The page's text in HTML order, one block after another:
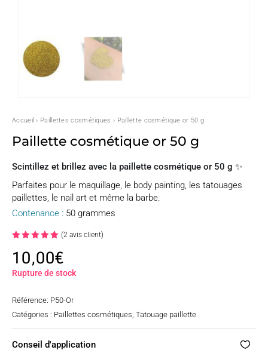
Accueil › Paillettes cosmétiques › Paillette cosmétique or 50 g
Paillette cosmétique or 50 g
Scintillez et brillez avec la paillette cosmétique or 50 g ✨
Parfaites pour le maquillage, le body painting, les tatouages
paillettes, le nail art et même la barbe.
Contenance : 50 grammes
sur 5
basé
sur
notations
(2 avis client)
10,00€
Rupture de stock
Référence: P50-Or
Catégories : Paillettes cosmétiques Tatouage paillette
Conseil d'application